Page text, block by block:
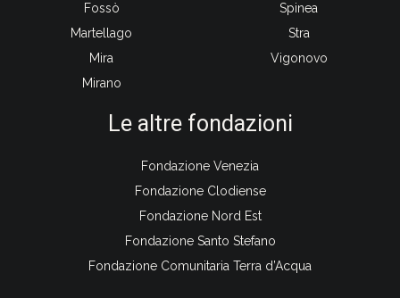
Fossò
Martellago
Mira
Mirano
Spinea
Stra
Vigonovo
Le altre fondazioni
Fondazione Venezia
Fondazione Clodiense
Fondazione Nord Est
Fondazione Santo Stefano
Fondazione Comunitaria Terra d’Acqua